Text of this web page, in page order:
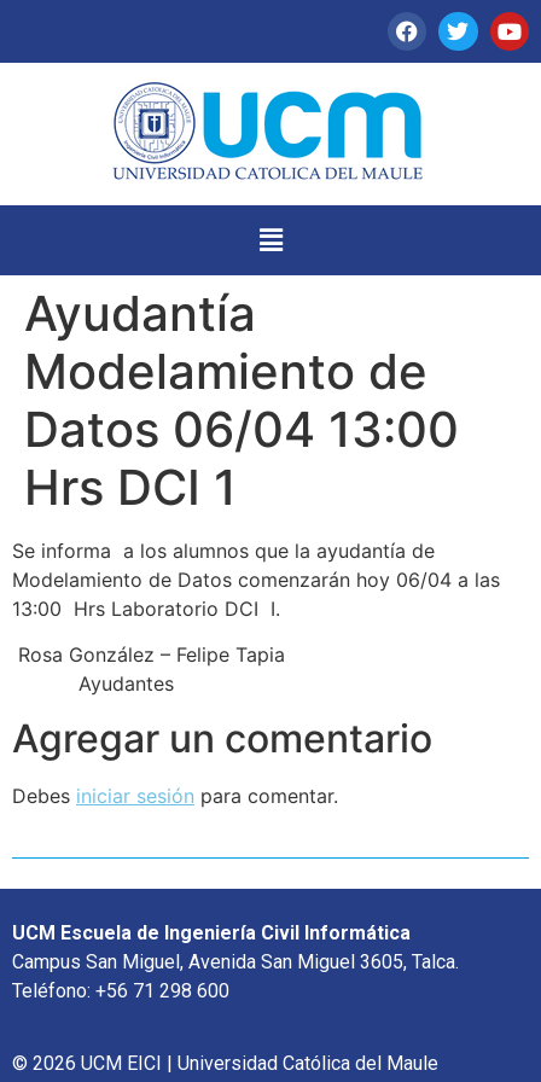
Ayudantía
Modelamiento de
Datos 06/04 13:00
Hrs DCI 1
Se informa a los alumnos que la ayudantía de
Modelamiento de Datos comenzarán hoy 06/04 a las
13:00 Hrs Laboratorio DCI I.
Rosa González – Felipe Tapia
Ayudantes
Agregar un comentario
Debes iniciar sesión para comentar.
UCM Escuela de Ingeniería Civil Informática
Campus San Miguel, Avenida San Miguel 3605, Talca.
Teléfono: +56 71 298 600
© 2026 UCM EICI | Universidad Católica del Maule